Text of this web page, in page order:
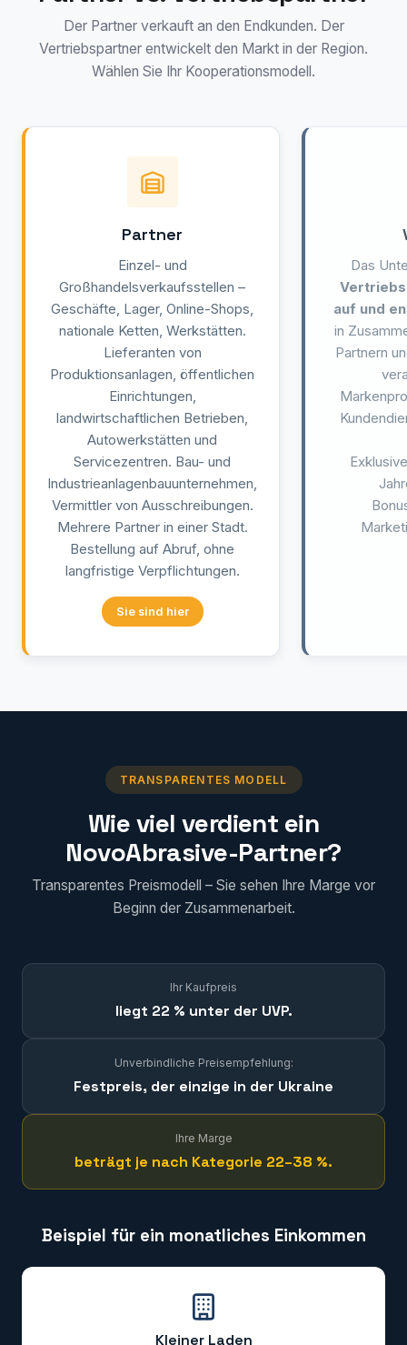
Der Partner verkauft an den Endkunden. Der
Vertriebspartner entwickelt den Markt in der Region.
Wählen Sie Ihr Kooperationsmodell.
Partner
Einzel- und
Großhandelsverkaufsstellen –
Geschäfte, Lager, Online-Shops,
nationale Ketten, Werkstätten.
Lieferanten von
Produktionsanlagen, öffentlichen
Einrichtungen,
landwirtschaftlichen Betrieben,
Autowerkstätten und
Servicezentren. Bau- und
Industrieanlagenbauunternehmen,
Vermittler von Ausschreibungen.
Mehrere Partner in einer Stadt.
Bestellung auf Abruf, ohne
langfristige Verpflichtungen.
Sie sind hier
Das
auf und
in
Partnern
TRANSPARENTES MODELL
Wie viel verdient ein
NovoAbrasive-Partner?
Transparentes Preismodell – Sie sehen Ihre Marge vor
Beginn der Zusammenarbeit.
Ihr Kaufpreis
liegt 22 % unter der UVP.
Unverbindliche Preisempfehlung:
Festpreis, der einzige in der Ukraine
Ihre Marge
beträgt je nach Kategorie 22–38 %.
Beispiel für ein monatliches Einkommen
Kleiner Laden